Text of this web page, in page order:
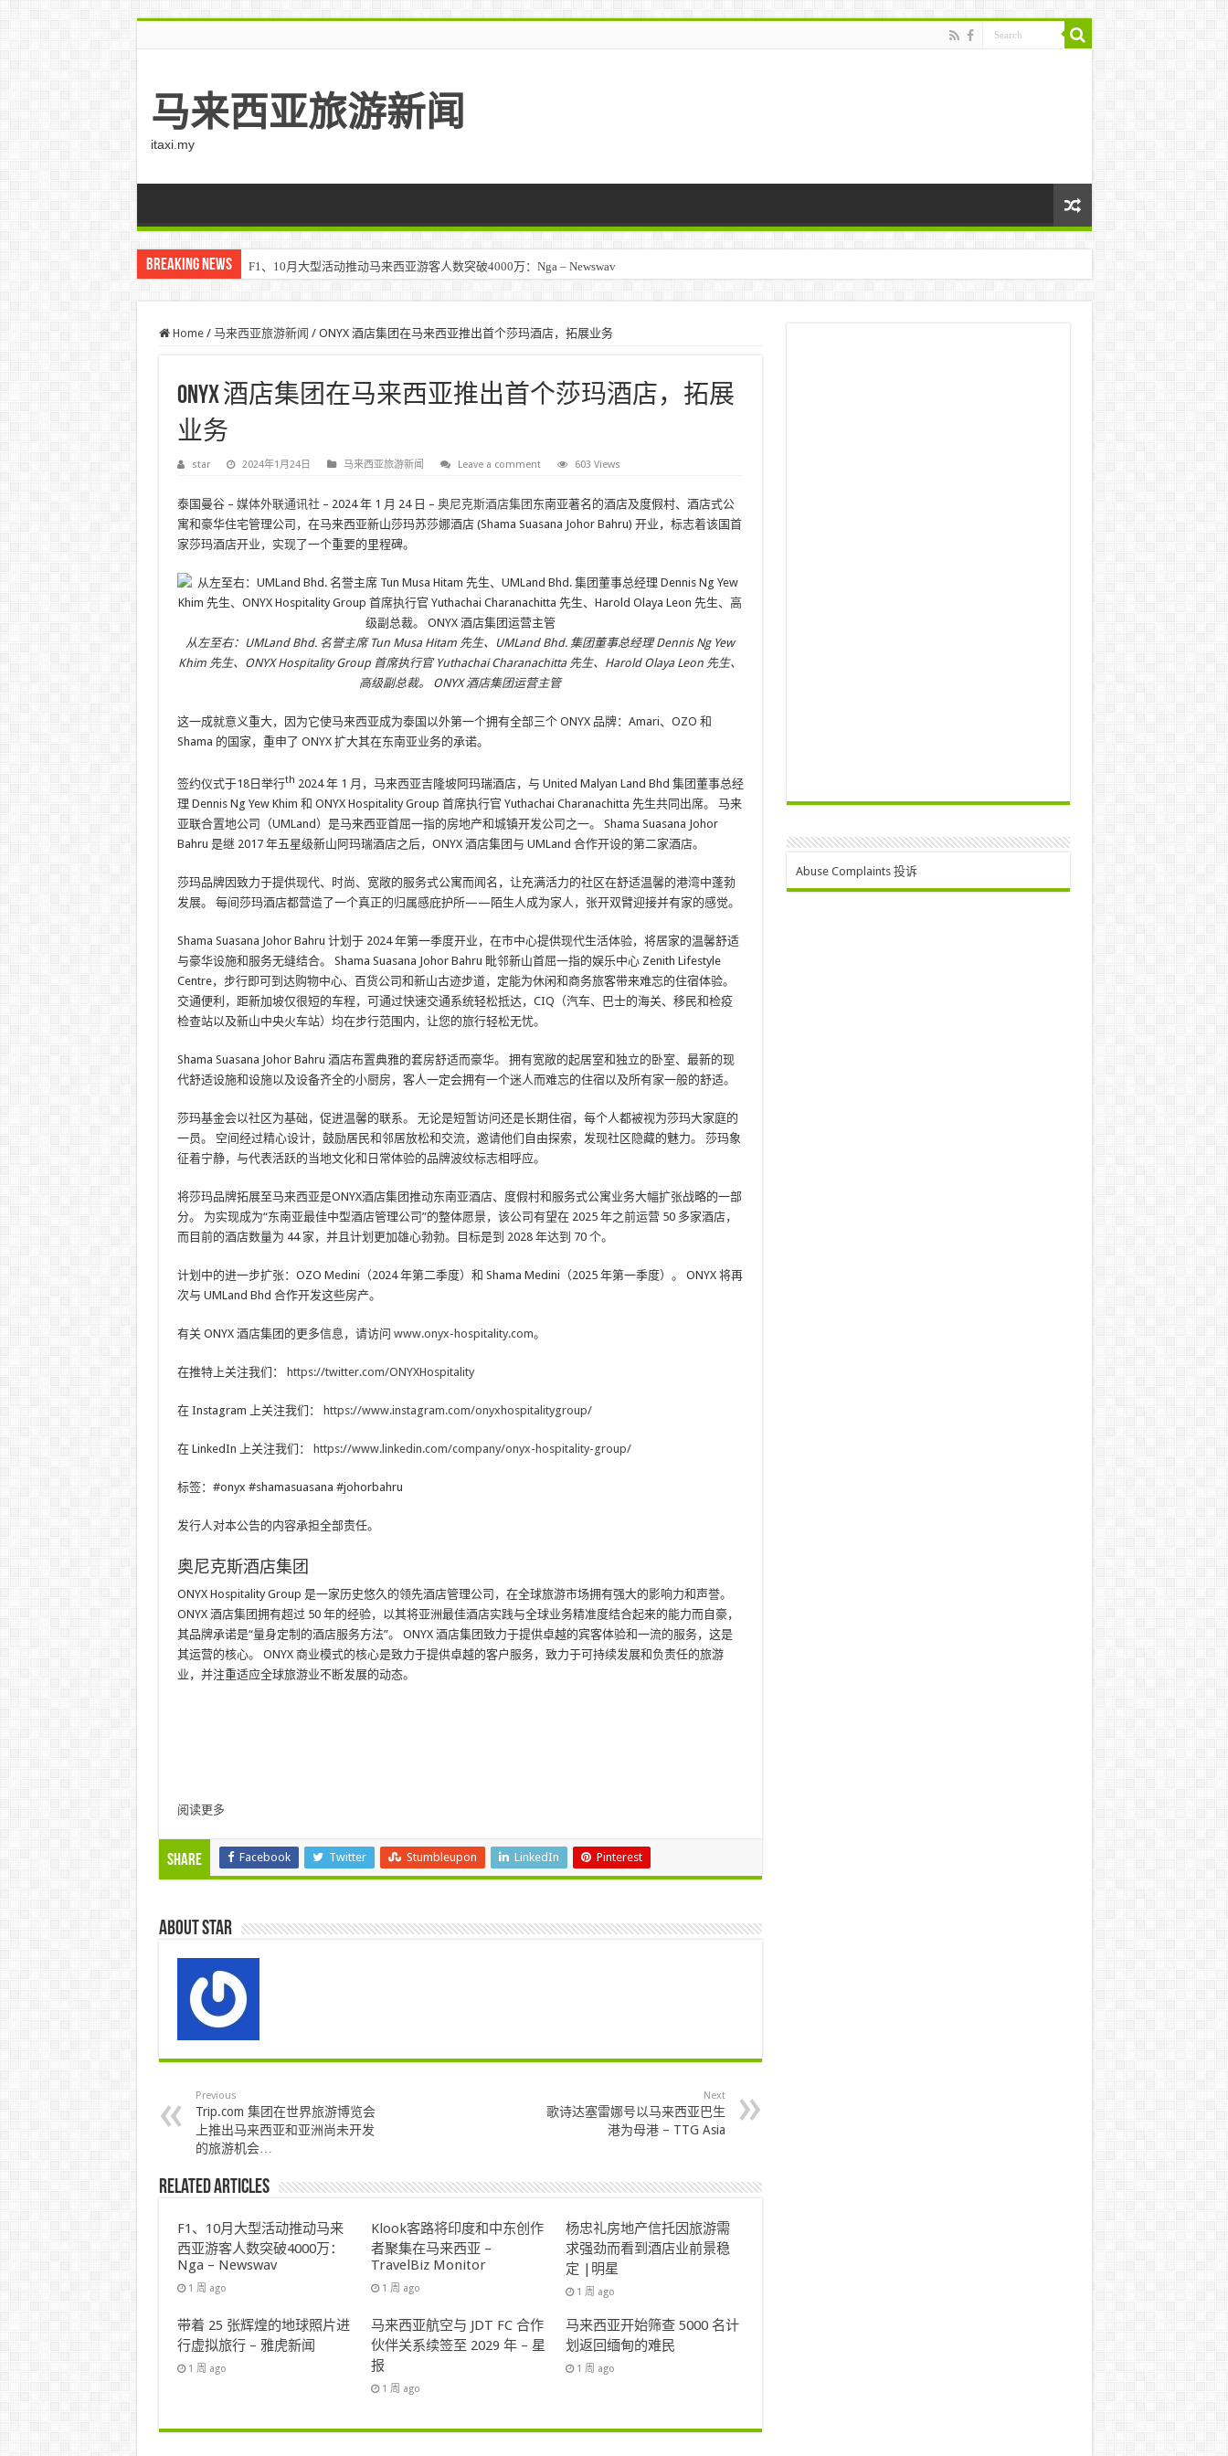
马来西亚旅游新闻
itaxi.my
Breaking News F1、10月大型活动推动马来西亚游客人数突破4000万：Nga – Newswav
Home / 马来西亚旅游新闻 / ONYX 酒店集团在马来西亚推出首个莎玛酒店，拓展业务
ONYX 酒店集团在马来西亚推出首个莎玛酒店，拓展
业务
star 2024年1月24日 马来西亚旅游新闻 Leave a comment 603 Views
泰国曼谷 – 媒体外联通讯社– 2024 年 1 月 24 日 – 奥尼克斯酒店集团 东南亚著名的酒店及度假村、酒店式公
寓和豪华住宅管理公司，在马来西亚新山莎玛苏莎娜酒店 (Shama Suasana Johor Bahru) 开业，标志着该国首
家莎玛酒店开业，实现了一个重要的里程碑。
从左至右：UMLand Bhd. 名誉主席 Tun Musa Hitam 先生、UMLand Bhd. 集团董事总经理 Dennis Ng Yew
Khim 先生、ONYX Hospitality Group 首席执行官 Yuthachai Charanachitta 先生、Harold Olaya Leon 先生、
高级副总裁。 ONYX 酒店集团运营主管
这一成就意义重大，因为它使马来西亚成为泰国以外第一个拥有全部三个 ONYX 品牌：Amari、OZO 和
Shama 的国家，重申了 ONYX 扩大其在东南亚业务的承诺。
签约仪式于18日举行th 2024 年 1 月，马来西亚吉隆坡阿玛瑞酒店，与 United Malyan Land Bhd 集团董事总经
理 Dennis Ng Yew Khim 和 ONYX Hospitality Group 首席执行官 Yuthachai Charanachitta 先生共同出席。 马来
亚联合置地公司（UMLand）是马来西亚首屈一指的房地产和城镇开发公司之一。 Shama Suasana Johor
Bahru 是继 2017 年五星级新山阿玛瑞酒店之后，ONYX 酒店集团与 UMLand 合作开设的第二家酒店。
莎玛品牌因致力于提供现代、时尚、宽敞的服务式公寓而闻名，让充满活力的社区在舒适温馨的港湾中蓬勃
发展。 每间莎玛酒店都营造了一个真正的归属感庇护所——陌生人成为家人，张开双臂迎接并有家的感觉。
Shama Suasana Johor Bahru 计划于 2024 年第一季度开业，在市中心提供现代生活体验，将居家的温馨舒适
与豪华设施和服务无缝结合。 Shama Suasana Johor Bahru 毗邻新山首屈一指的娱乐中心 Zenith Lifestyle
Centre，步行即可到达购物中心、百货公司和新山古迹步道，定能为休闲和商务旅客带来难忘的住宿体验。
交通便利，距新加坡仅很短的车程，可通过快速交通系统轻松抵达，CIQ（汽车、巴士的海关、移民和检疫
检查站以及新山中央火车站）均在步行范围内，让您的旅行轻松无忧。
Shama Suasana Johor Bahru 酒店布置典雅的套房舒适而豪华。 拥有宽敞的起居室和独立的卧室、最新的现
代舒适设施和设施以及设备齐全的小厨房，客人一定会拥有一个迷人而难忘的住宿以及所有家一般的舒适。
莎玛基金会以社区为基础，促进温馨的联系。 无论是短暂访问还是长期住宿，每个人都被视为莎玛大家庭的
一员。 空间经过精心设计，鼓励居民和邻居放松和交流，邀请他们自由探索，发现社区隐藏的魅力。 莎玛象
征着宁静，与代表活跃的当地文化和日常体验的品牌波纹标志相呼应。
将莎玛品牌拓展至马来西亚是ONYX酒店集团推动东南亚酒店、度假村和服务式公寓业务大幅扩张战略的一部
分。 为实现成为“东南亚最佳中型酒店管理公司”的整体愿景，该公司有望在 2025 年之前运营 50 多家酒店，
而目前的酒店数量为 44 家，并且计划更加雄心勃勃。目标是到 2028 年达到 70 个。
计划中的进一步扩张：OZO Medini（2024 年第二季度）和 Shama Medini（2025 年第一季度）。 ONYX 将再
次与 UMLand Bhd 合作开发这些房产。
有关 ONYX 酒店集团的更多信息，请访问 www.onyx-hospitality.com。
在推特上关注我们： https://twitter.com/ONYXHospitality
在 Instagram 上关注我们： https://www.instagram.com/onyxhospitalitygroup/
在 LinkedIn 上关注我们： https://www.linkedin.com/company/onyx-hospitality-group/
标签：#onyx #shamasuasana #johorbahru
发行人对本公告的内容承担全部责任。
奥尼克斯酒店集团
ONYX Hospitality Group 是一家历史悠久的领先酒店管理公司，在全球旅游市场拥有强大的影响力和声誉。
ONYX 酒店集团拥有超过 50 年的经验，以其将亚洲最佳酒店实践与全球业务精准度结合起来的能力而自豪，
其品牌承诺是“量身定制的酒店服务方法”。 ONYX 酒店集团致力于提供卓越的宾客体验和一流的服务，这是
其运营的核心。 ONYX 商业模式的核心是致力于提供卓越的客户服务，致力于可持续发展和负责任的旅游
业，并注重适应全球旅游业不断发展的动态。
阅读更多
Share Facebook Twitter Stumbleupon LinkedIn Pinterest
About star
Previous
Trip.com 集团在世界旅游博览会
上推出马来西亚和亚洲尚未开发
的旅游机会…
Next
歌诗达塞雷娜号以马来西亚巴生
港为母港 – TTG Asia
Related Articles
F1、10月大型活动推动马来
西亚游客人数突破4000万：
Nga – Newswav
1 周 ago
Klook客路将印度和中东创作
者聚集在马来西亚 –
TravelBiz Monitor
1 周 ago
杨忠礼房地产信托因旅游需
求强劲而看到酒店业前景稳
定 |明星
1 周 ago
带着 25 张辉煌的地球照片进
行虚拟旅行 – 雅虎新闻
1 周 ago
马来西亚航空与 JDT FC 合作
伙伴关系续签至 2029 年 – 星
报
1 周 ago
马来西亚开始筛查 5000 名计
划返回缅甸的难民
1 周 ago
Abuse Complaints 投诉